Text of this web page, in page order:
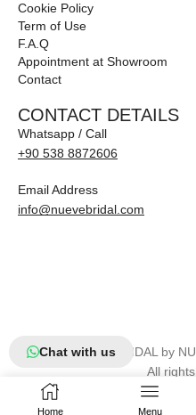
Home Menu
Cookie Policy
Term of Use
F.A.Q
Appointment at Showroom
Contact
CONTACT DETAILS
Whatsapp / Call
+90 538 8872606
Email Address
info@nuevebridal.com
© NUEVE BRIDAL by
All
Chat with us